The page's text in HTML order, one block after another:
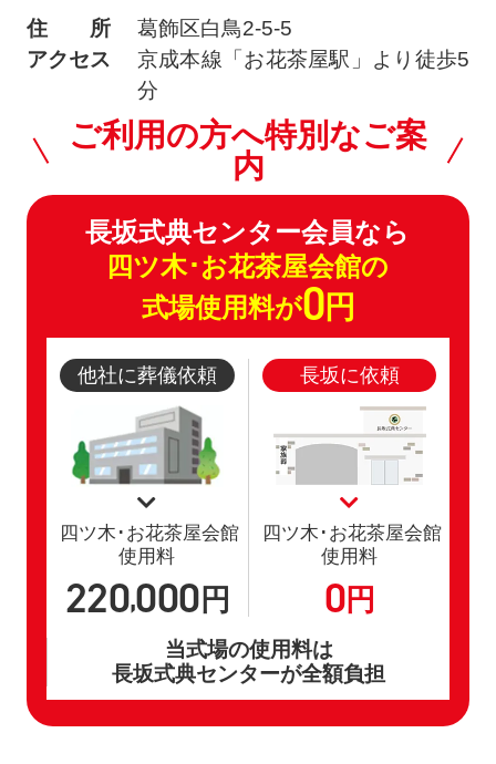
住 所
葛飾区白鳥2-5-5
アクセス
京成本線「お花茶屋駅」より徒歩5
分
ご利用の方へ特別なご案
内
長坂式典センター会員なら
四ツ木･お花茶屋会館の
式場使用料が0円
他社に葬儀依頼
四ツ木･お花茶屋会館
使用料
220,000 円
長坂に依頼
四ツ木･お花茶屋会館
使用料
0円
当式場の使用料は
長坂式典センターが全額負担